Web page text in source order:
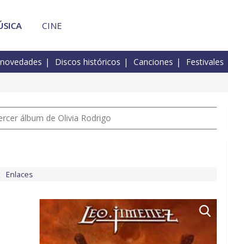
CINE
Discos históricos Canciones Festivales
álbum de Olivia Rodrigo
Enlaces